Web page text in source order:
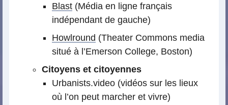
Blast (Média en ligne français
indépendant de gauche)
Howlround (Theater Commons media
situé à l’Emerson College, Boston)
Citoyens et citoyennes
Urbanists.video (vidéos sur les lieux
où l’on peut marcher et vivre)